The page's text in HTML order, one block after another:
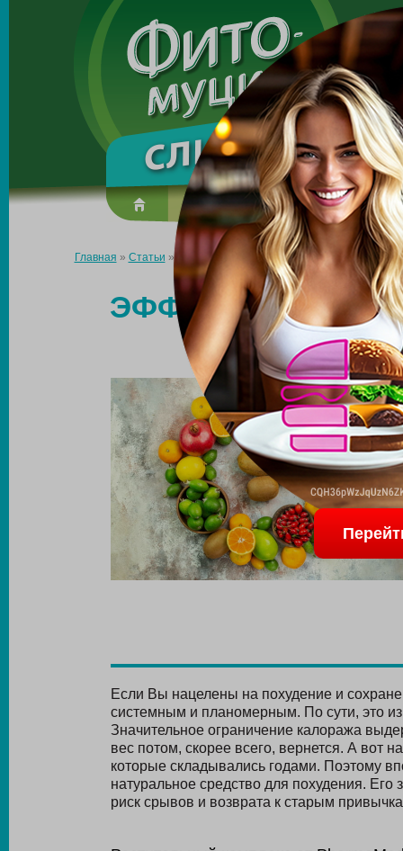
Made in the UK
О препарате Усиль эффект
Главная » Статьи »Эффективное натуральное средство для
ЭФФЕКТИВНОЕ
ДЛЯ
Если Вы нацелены на похудение и
системным и планомерным. По сути, это
Значительное ограничение калоража
вес потом, скорее всего, вернется. А вот
которые складывались годами. Поэтому
натуральное средство для похудения.
риск срывов и возврата к старым